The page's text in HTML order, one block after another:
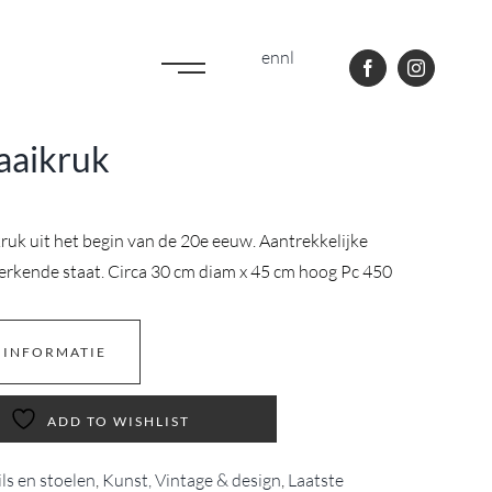
ennl
uit het begin van de 20e eeuw. Aantrekkelijke
staat. Circa 30 cm diam x 45 cm hoog Pc 450
INFORMATIE
ADD TO WISHLIST
en stoelen, Kunst, Vintage & design, Laatste